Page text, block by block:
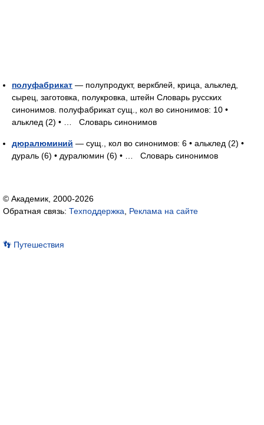
полуфабрикат — полупродукт, веркблей, крица, альклед,
сырец, заготовка, полукровка, штейн Словарь русских
синонимов. полуфабрикат сущ., кол во синонимов: 10 •
альклед (2) • … Словарь синонимов
дюралюминий — сущ., кол во синонимов: 6 • альклед (2) •
дураль (6) • дуралюмин (6) • … Словарь синонимов
© Академик, 2000-2026
Обратная связь: Техподдержка Реклама на сайте
👣 Путешествия